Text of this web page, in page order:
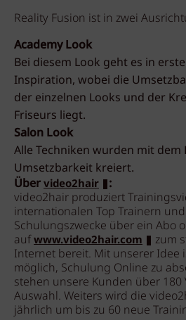
Reality Fusion ist in zwei
Academy Look
Bei diesem Look geht es in
Inspiration, wobei die
der einzelnen Looks und der
Friseurs liegt.
Salon Look
Alle Techniken wurden mit dem
Umsetzbarkeit kreiert.
Übervideo2hair
:
video2hair produziert
internationalen Top Trainern
Schulungszwecke über ein Abo
aufwww.video2hair.com
zum
Internet bereit. Mit unserer Idee
möglich, Schulung Online zu
stehen unsere Kunden über 180
Auswahl. Weiters wird die
jährlich um bis zu 60 neue